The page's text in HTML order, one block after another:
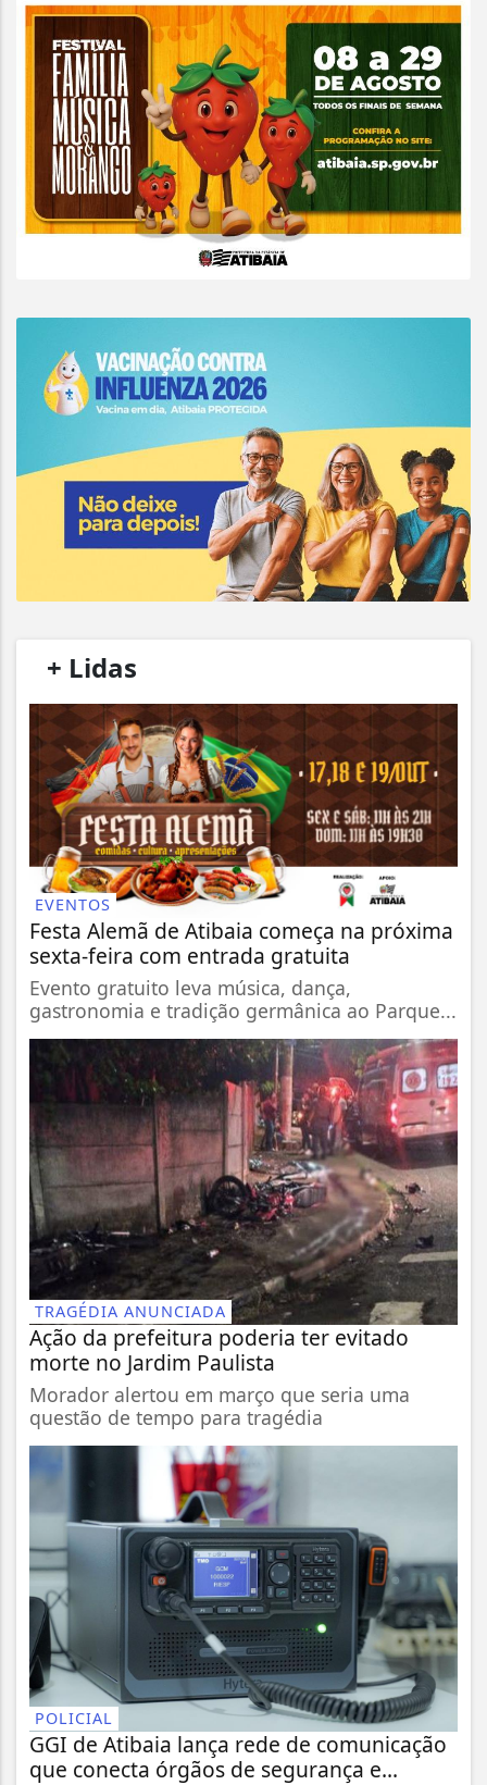
+ Lidas
EVENTOS
Festa Alemã de Atibaia começa na próxima
sexta-feira com entrada gratuita
Evento gratuito leva música, dança,
gastronomia e tradição germânica ao Parque...
TRAGÉDIA ANUNCIADA
Ação da prefeitura poderia ter evitado
morte no Jardim Paulista
Morador alertou em março que seria uma
questão de tempo para tragédia
POLICIAL
GGI de Atibaia lança rede de comunicação
que conecta órgãos de segurança e...